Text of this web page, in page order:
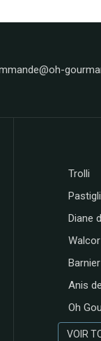
Trolli
Diane
Walcor
Barnier
Anis
Oh
VOIR